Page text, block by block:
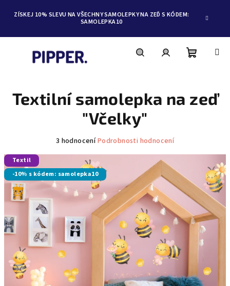
obsah
ZÍSKEJ 10% SLEVU NA VŠECHNY SAMOLEPKY NA ZEĎ S KÓDEM:
SAMOLEPKA10
košík
Textilní samolepka na zeď
"Včelky"
Průměrné
produktu
je
5,0
hvězdiček.
3 hodnoceníPodrobnosti hodnocení
Textil
-10% s kódem: samolepka10